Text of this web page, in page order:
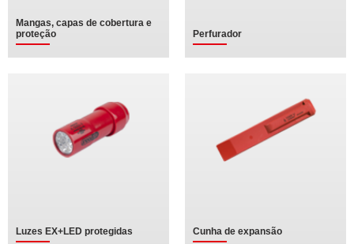
Mangas, capas de cobertura e
proteção
Perfurador
Luzes EX+LED protegidas Cunha de expansão